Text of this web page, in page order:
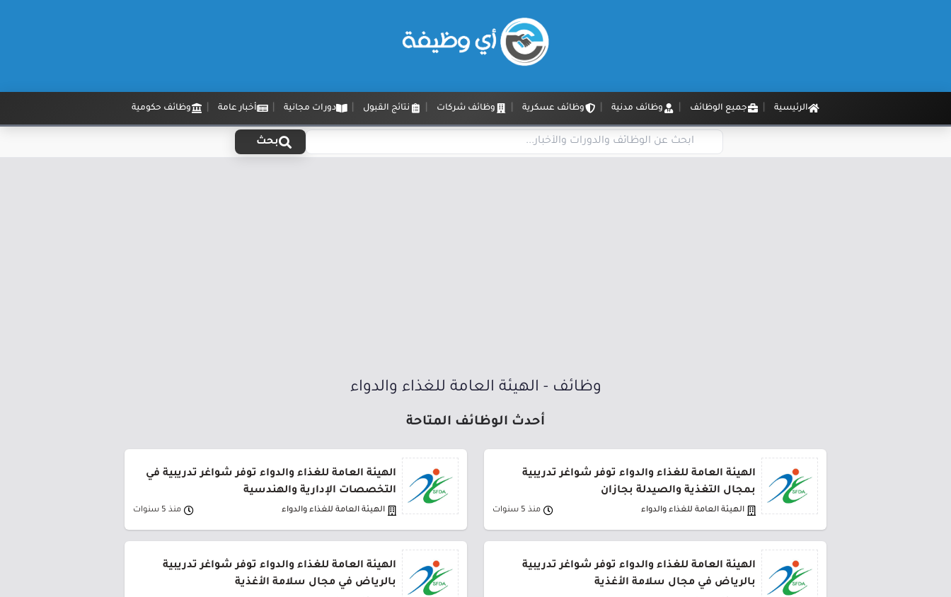
الرئيسية جميع الوظائف وظائف مدنية وظائف عسكرية وظائف شركات نتائج القبول دورات مجانية أخبار عامة وظائف حكومية
بحث
وظائف - الهيئة العامة للغذاء والدواء
أحدث الوظائف المتاحة
الهيئة العامة للغذاء والدواء توفر شواغر تدريبية
بمجال التغذية والصيدلة بجازان
الهيئة العامة للغذاء والدواء منذ 5 سنوات
الهيئة العامة للغذاء والدواء توفر شواغر تدريبية في
التخصصات الإدارية والهندسية
الهيئة العامة للغذاء والدواء منذ 5 سنوات
الهيئة العامة للغذاء والدواء توفر شواغر تدريبية
بالرياض في مجال سلامة الأغذية
الهيئة العامة للغذاء والدواء توفر شواغر تدريبية
بالرياض في مجال سلامة الأغذية